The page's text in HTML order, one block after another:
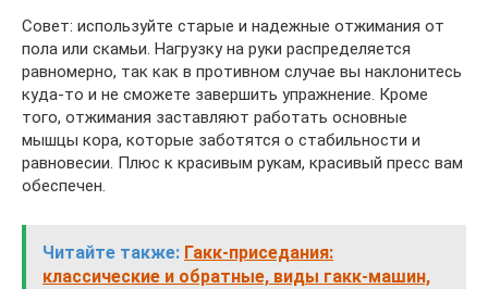
Совет: используйте старые и надежные отжимания от
пола или скамьи. Нагрузку на руки распределяется
равномерно, так как в противном случае вы наклонитесь
куда-то и не сможете завершить упражнение. Кроме
того, отжимания заставляют работать основные
мышцы кора, которые заботятся о стабильности и
равновесии. Плюс к красивым рукам, красивый пресс вам
обеспечен.
Читайте также: Гакк-приседания:
классические и обратные, виды гакк-машин,